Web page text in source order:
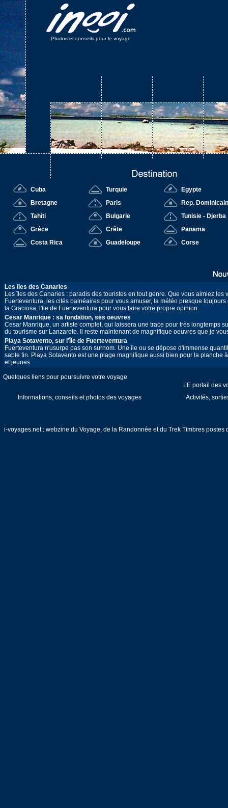
Cuba Turquie
Egypte
Bretagne
Paris
Rep.
Tahiti
Bulgarie
Tunisie - Djerba
Grèce
Crête
Panama
Costa Rica
Guadeloupe Corse
Les iles des Canaries
Les îles des Canaries : paradis des touristes en tout genre. Que vous aimiez
Fuerteventura, les cités balnéaires pour vous amuser, la météo presque
la Graciosa, l'ile de Fuerteventura pour vous faire votre propre opinion.
Cesar Manrique : sa fondation, ses oeuvres
Cesar Manrique, un artiste complet, qui laissera une trace pour très longtemps
du tourisme sur Lanzarote. Il reste maintenant de magnifique oeuvres que je
Playa Sotavento, sur l'île de Fuerteventura
Fuerteventura n'usurpe pas son surnom. Une île ou se dépose d'immense
sable fin. Playa Sotavento est une plage magnifique aussi bien pour la
et jeunes
Quelques liens pour poursuivre votre voyage
LE portail des
Informations, conseils et photos des voyages
Activités,
i-voyages.net : webzine du Voyage, de la Randonnée et du Trek Timbres postes
Photos et conseils pour le voyage